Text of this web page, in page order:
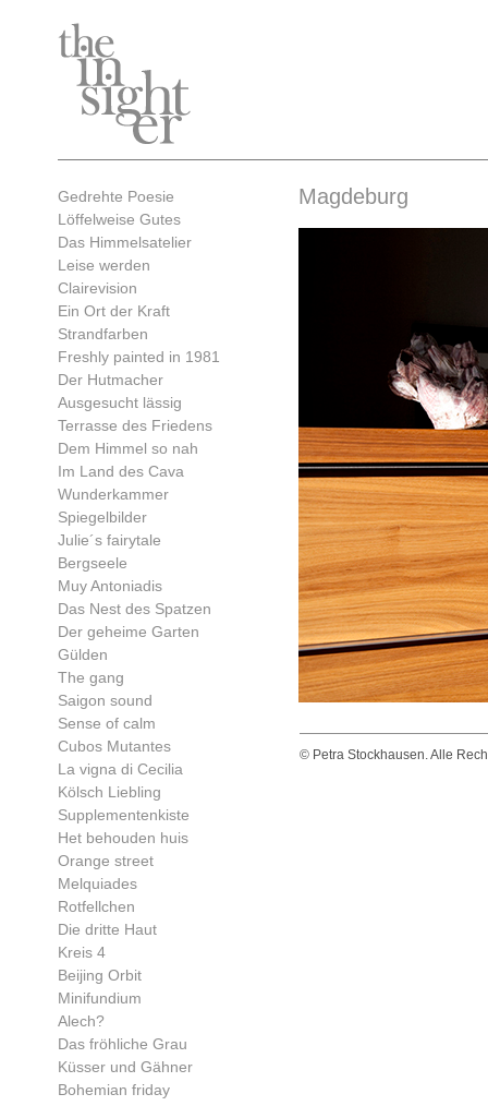
Gedrehte Poesie
Löffelweise Gutes
Das Himmelsatelier
Leise werden
Clairevision
Ein Ort der Kraft
Strandfarben
Freshly painted in 1981
Der Hutmacher
Ausgesucht lässig
Terrasse des Friedens
Dem Himmel so nah
Im Land des Cava
Wunderkammer
Spiegelbilder
Julie´s fairytale
Bergseele
Muy Antoniadis
Das Nest des Spatzen
Der geheime Garten
Gülden
The gang
Saigon sound
Sense of calm
Cubos Mutantes
La vigna di Cecilia
Kölsch Liebling
Supplementenkiste
Het behouden huis
Orange street
Melquiades
Rotfellchen
Die dritte Haut
Kreis 4
Beijing Orbit
Minifundium
Alech?
Das fröhliche Grau
Küsser und Gähner
Bohemian friday
Magdeburg
© Petra Stockhausen. Alle